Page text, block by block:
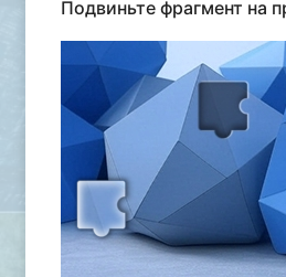
Подвиньте фрагмент на